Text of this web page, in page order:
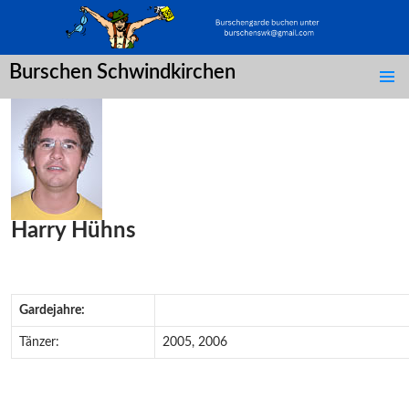
Burschen Schwindkirchen
INHALT
Harry Hühns
Gardejahre:
Tänzer: 2005, 2006